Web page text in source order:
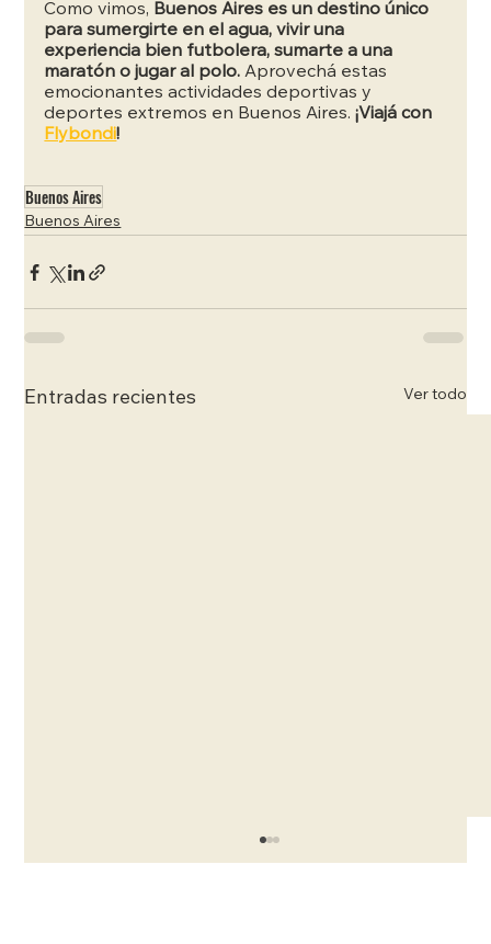
Como vimos, Buenos Aires es un destino único
para sumergirte en el agua, vivir una
experiencia bien futbolera, sumarte a una
maratón o jugar al polo. Aprovechá estas
emocionantes actividades deportivas y
deportes extremos en Buenos Aires. ¡Viajá con
Flybondi!
Buenos Aires
Buenos Aires
Entradas recientes Ver todo